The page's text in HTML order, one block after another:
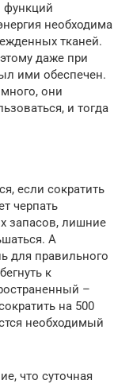
функций
необходима
тканей.
даже при
ими обеспечен.
они
и тогда
если сократить
черпать
запасов, лишние
А
для правильного
к
–
на 500
необходимый
что суточная